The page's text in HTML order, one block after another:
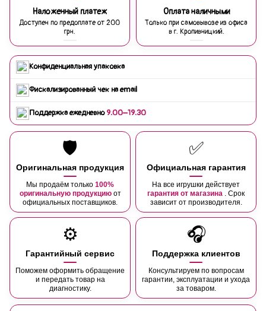
Наложенный платеж
Доступен по предоплате от 200
грн.
Оплата наличными
Только при самовывозе из офиса
в г. Кропивницкий.
Конфиденциальная упаковка
Фискализированный чек на email
Поддержка ежедневно9:00–19:30
🛡️
Оригинальная продукция
Мы продаём только 100%
оригинальную продукцию от
официальных поставщиков.
✅
Официальная гарантия
На все игрушки действует
гарантия от магазина . Срок
зависит от производителя.
⚙️
Гарантийный сервис
Поможем оформить обращение
и передать товар на
диагностику.
🎧
Поддержка клиентов
Консультируем по вопросам
гарантии, эксплуатации и ухода
за товаром.